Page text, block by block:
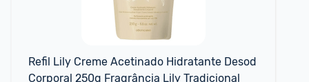
Refil Lily Creme Acetinado Hidratante Desod
Corporal 250g Fragrância Lily Tradicional